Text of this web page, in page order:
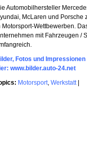
Automobilhersteller
McLaren und
Motorsport-Wettbewerben.
mit Fahrzeugen /
Fotos und
www.bilder.auto-24.net
Motorsport, Werkstatt|